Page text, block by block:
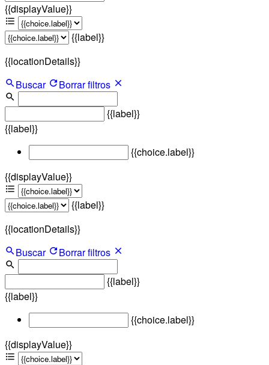
{{displayValue}}
{{label}}
{{locationDetails}}
Buscar
Borrar filtros
{{label}}
{{label}}
{{choice.label}}
{{displayValue}}
{{label}}
{{locationDetails}}
Buscar
Borrar filtros
{{label}}
{{label}}
{{choice.label}}
{{displayValue}}